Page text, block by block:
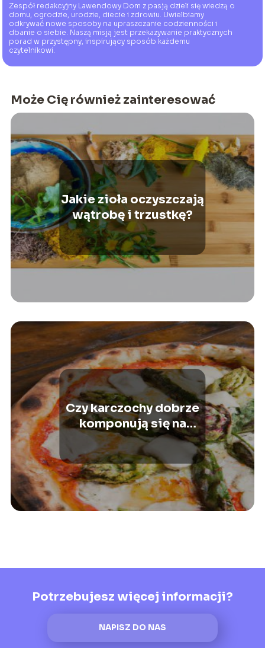
Zespół redakcyjny Lawendowy Dom z pasją dzieli się wiedzą o
domu, ogrodzie, urodzie, diecie i zdrowiu. Uwielbiamy
odkrywać nowe sposoby na upraszczanie codzienności i
dbanie o siebie. Naszą misją jest przekazywanie praktycznych
porad w przystępny, inspirujący sposób każdemu
czytelnikowi.
Może Cię również zainteresować
Jakie zioła oczyszczają
wątrobę i trzustkę?
Czy karczochy dobrze
komponują się na
pizzy?
Potrzebujesz więcej informacji?
NAPISZ DO NAS